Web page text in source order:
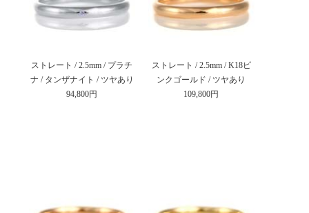
ストレート / 2.5mm / プラチ
ナ / タンザナイト / ツヤあり
94,800円
ストレート / 2.5mm / K18ピ
ンクゴールド / ツヤあり
109,800円